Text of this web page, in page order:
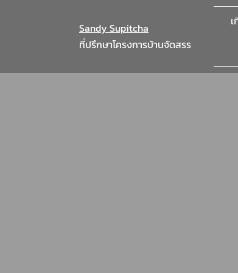
Sandy Supitcha
ที่ปรึกษาโครงการบ้านจัดสรร